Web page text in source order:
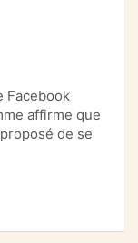
Facebook
affirme que
de se